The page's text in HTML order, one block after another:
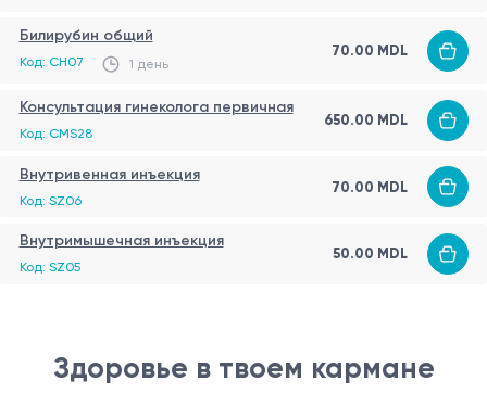
Билирубин общий
Код: CH07 1 день
70.00 MDL
Консультация гинеколога первичная
Код: CMS28
650.00 MDL
Внутривенная инъекция
Код: SZ06
70.00 MDL
Внутримышечная инъекция
Код: SZ05
50.00 MDL
Здоровье в твоем кармане